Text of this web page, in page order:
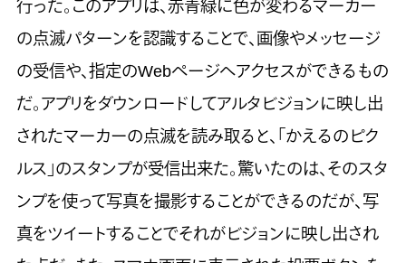
行った。このアプリは、赤青緑に色が変わるマーカー
の点滅パターンを認識することで、画像やメッセージ
の受信や、指定のWebページヘアクセスができるもの
だ。アプリをダウンロードしてアルタビジョンに映し出
されたマーカーの点滅を読み取ると、「かえるのピク
ルス」のスタンプが受信出来た。驚いたのは、そのスタ
ンプを使って写真を撮影することができるのだが、写
真をツイートすることでそれがビジョンに映し出され